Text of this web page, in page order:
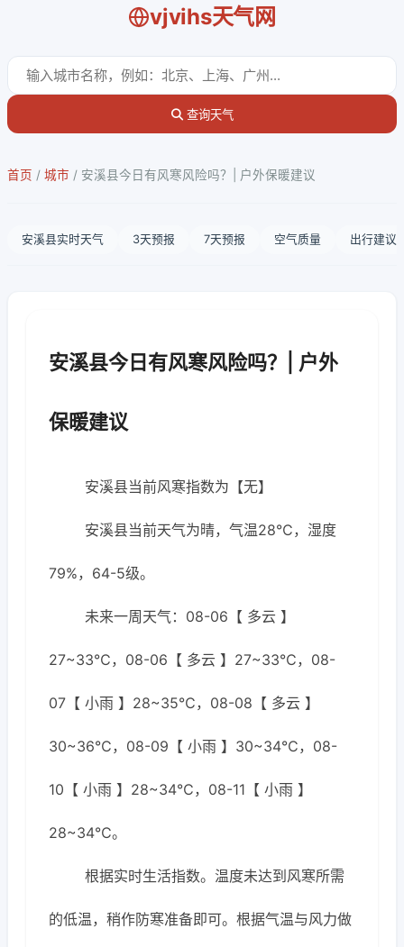
vjvihs天气网
查询天气
首页 / 城市 / 安溪县今日有风寒风险吗？| 户外保暖建议
安溪县实时天气 3天预报 7天预报 空气质量 出行建议
安溪县今日有风寒风险吗？| 户外
保暖建议
安溪县当前风寒指数为【无】
安溪县当前天气为晴，气温28℃，湿度
79%，64-5级。
未来一周天气：08-06【 多云 】
27~33℃，08-06【 多云 】27~33℃，08-
07【 小雨 】28~35℃，08-08【 多云 】
30~36℃，08-09【 小雨 】30~34℃，08-
10【 小雨 】28~34℃，08-11【 小雨 】
28~34℃。
根据实时生活指数。温度未达到风寒所需
的低温，稍作防寒准备即可。根据气温与风力做